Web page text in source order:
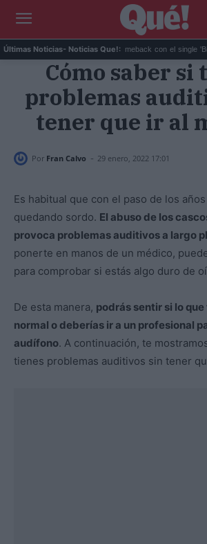
Últimas Noticias- Noticias Que!:
BIGBANG anuncia su comeback con el single 'BiiiG' ...
Cómo saber si
problemas
tener que ir al
Por Fran Calvo - 29 enero, 2022 17:01
Es habitual que con el paso de los
quedando sordo. El abuso de los
provoca problemas auditivos a largo
ponerte en manos de un médico,
para comprobar si estás algo duro de
De esta manera, podrás sentir si lo
normal o deberías ir a un profesional
audífono. A continuación, te
tienes problemas auditivos sin tener